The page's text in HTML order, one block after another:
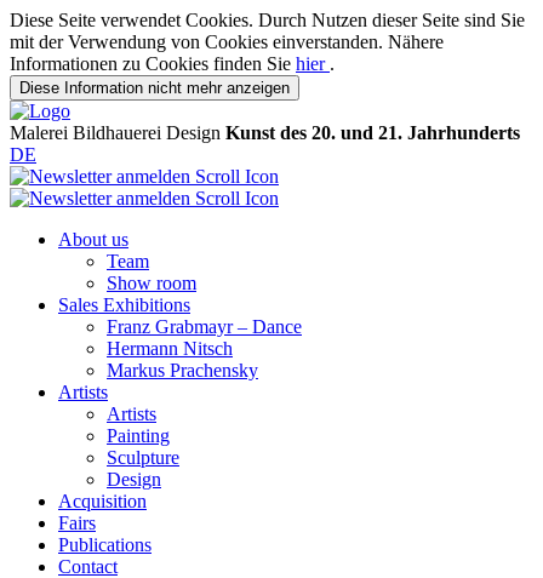
Diese Seite verwendet Cookies. Durch Nutzen dieser Seite sind Sie
mit der Verwendung von Cookies einverstanden. Nähere
Informationen zu Cookies finden Sie hier .
Diese Information nicht mehr anzeigen
Malerei Bildhauerei Design Kunst des 20. und 21. Jahrhunderts
DE
About us
Team
Show room
Sales Exhibitions
Franz Grabmayr – Dance
Hermann Nitsch
Markus Prachensky
Artists
Artists
Painting
Sculpture
Design
Acquisition
Fairs
Publications
Contact